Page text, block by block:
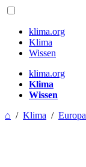
klima.org
Klima
Wissen
klima.org
Klima
Wissen
⌂ / Klima / Europa